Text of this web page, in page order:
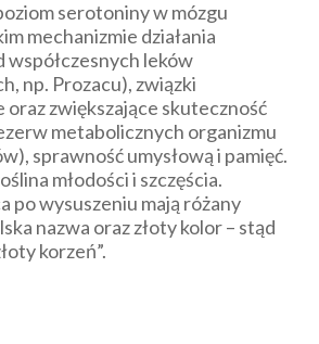
serotoniny w mózgu
mechanizmie działania
współczesnych leków
np. Prozacu), związki
zwiększające skuteczność
metabolicznych organizmu
sprawność umysłową i pamięć.
młodości i szczęścia.
po wysuszeniu mają różany
nazwa oraz złoty kolor – stąd
korzeń”.